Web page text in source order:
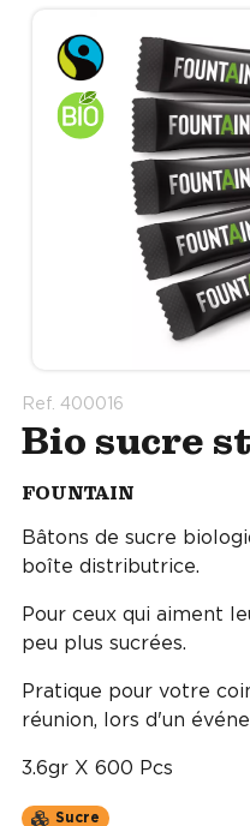
Ref. 400016
Bio sucre
FOUNTAIN
Bâtons de sucre
boîte distributrice.
Pour ceux qui aiment
peu plus sucrées.
Pratique pour votre
réunion, lors d'un
3.6gr X 600 Pcs
Sucre